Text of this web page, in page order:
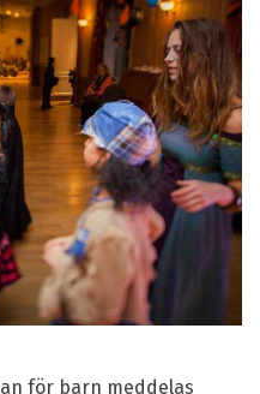
för barn meddelas